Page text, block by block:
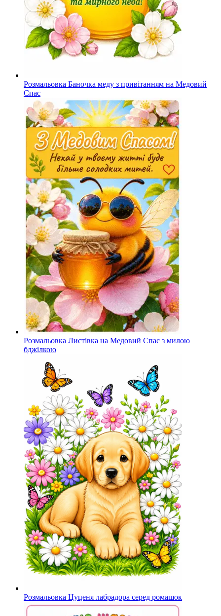
Розмальовка Баночка меду з привітанням на Медовий
Спас
Розмальовка Листівка на Медовий Спас з милою
бджілкою
Розмальовка Цуценя лабрадора серед ромашок